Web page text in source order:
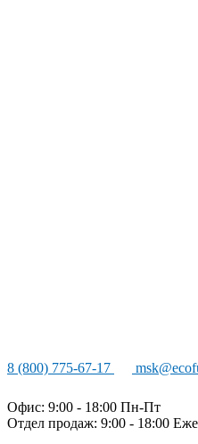
8 (800) 775-67-17
Офис: 9:00 - 18:00 Пн-Пт
Отдел продаж: 9:00 - 18:00